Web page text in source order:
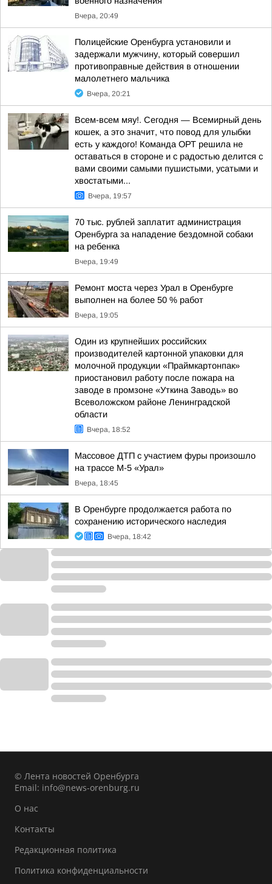
Вчера, 20:49
Полицейские Оренбурга установили и
задержали мужчину, который совершил
противоправные действия в отношении
малолетнего мальчика
Вчера, 20:21
Всем-всем мяу!. Сегодня — Всемирный день
кошек, а это значит, что повод для улыбки
есть у каждого! Команда ОРТ решила не
оставаться в стороне и с радостью делится с
вами своими самыми пушистыми, усатыми и
хвостатыми...
Вчера, 19:57
70 тыс. рублей заплатит администрация
Оренбурга за нападение бездомной собаки
на ребенка
Вчера, 19:49
Ремонт моста через Урал в Оренбурге
выполнен на более 50 % работ
Вчера, 19:05
Один из крупнейших российских
производителей картонной упаковки для
молочной продукции «Праймкартонпак»
приостановил работу после пожара на
заводе в промзоне «Уткина Заводь» во
Всеволожском районе Ленинградской
области
Вчера, 18:52
Массовое ДТП с участием фуры произошло
на трассе М-5 «Урал»
Вчера, 18:45
В Оренбурге продолжается работа по
сохранению исторического наследия
Вчера, 18:42
© Лента новостей Оренбурга
Email: info@news-orenburg.ru
О нас
Контакты
Редакционная политика
Политика конфиденциальности